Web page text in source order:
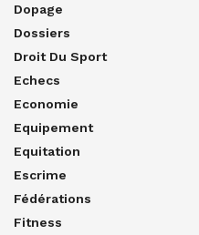
Dopage
Dossiers
Droit Du Sport
Echecs
Economie
Equipement
Equitation
Escrime
Fédérations
Fitness